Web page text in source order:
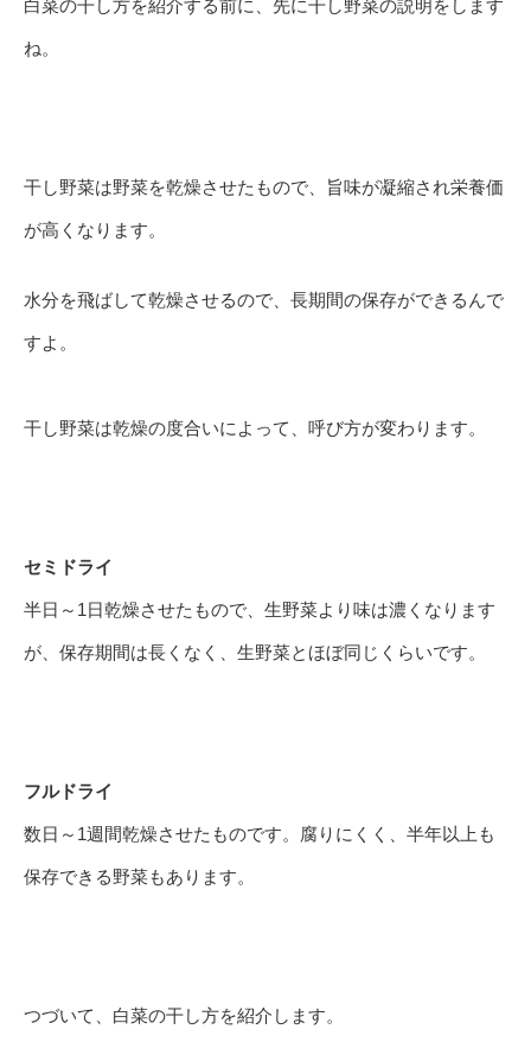
白菜の干し方を紹介する前に、先に干し野菜の説明をします
ね。
干し野菜は野菜を乾燥させたもので、旨味が凝縮され栄養価
が高くなります。
水分を飛ばして乾燥させるので、長期間の保存ができるんで
すよ。
干し野菜は乾燥の度合いによって、呼び方が変わります。
セミドライ
半日～1日乾燥させたもので、生野菜より味は濃くなります
が、保存期間は長くなく、生野菜とほぼ同じくらいです。
フルドライ
数日～1週間乾燥させたものです。腐りにくく、半年以上も
保存できる野菜もあります。
つづいて、白菜の干し方を紹介します。